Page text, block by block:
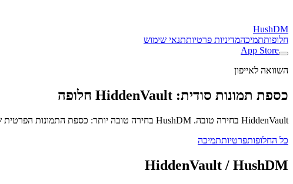
HushDM
חלופותתמיכהמדיניות פרטיותתנאי שימוש
App Store
השוואה לאייפון
כספת תמונות סודית: HiddenVault חלופה
HiddenVault בחירה טובה. HushDM בחירה טובה יותר: כספת התמונות הפרטית שלך + צ'אט מוצפן מקצה לקצה. סיסמת פיתיון פותחת כספת מזויפת. ניסיון Premium חינם ל-7 ימים. אלבום פרטי, צ'אט מוצפן.
כל החלופותפרטיותתמיכה
HiddenVault / HushDM